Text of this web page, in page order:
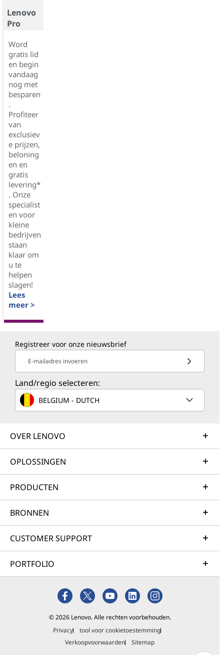
Lenovo
Pro
Word
gratis lid
en begin
vandaag
nog met
besparen
.
Profiteer
van
exclusiev
e prijzen,
beloning
en en
gratis
levering*
. Onze
specialist
en voor
kleine
bedrijven
staan
klaar om
u te
helpen
slagen!
Lees
meer >
Registreer voor onze nieuwsbrief
E-mailadres invoeren
Land/regio selecteren:
BELGIUM - DUTCH
OVER LENOVO
OPLOSSINGEN
PRODUCTEN
BRONNEN
CUSTOMER SUPPORT
PORTFOLIO
© 2026 Lenovo. Alle rechten voorbehouden.
Privacy
tool voor cookietoestemming
Verkoopvoorwaarden
Sitemap